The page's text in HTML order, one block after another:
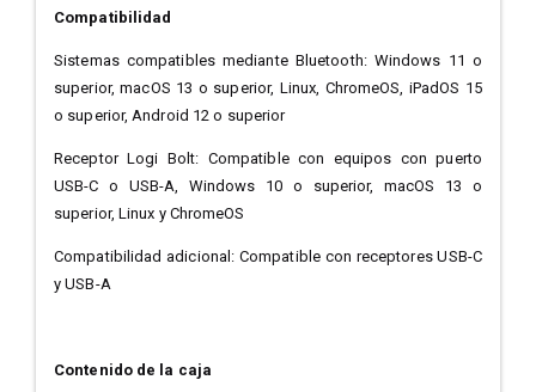
Compatibilidad
Sistemas compatibles mediante Bluetooth: Windows 11 o
superior, macOS 13 o superior, Linux, ChromeOS, iPadOS 15
o superior, Android 12 o superior
Receptor Logi Bolt: Compatible con equipos con puerto
USB-C o USB-A, Windows 10 o superior, macOS 13 o
superior, Linux y ChromeOS
Compatibilidad adicional: Compatible con receptores USB-C
y USB-A
Contenido de la caja